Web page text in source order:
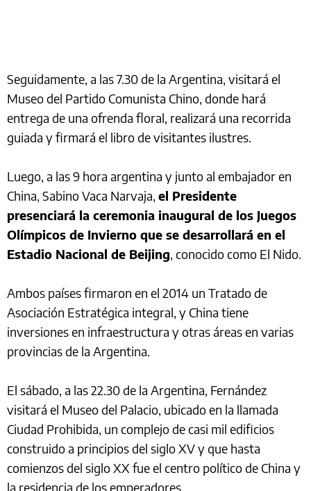
Seguidamente, a las 7.30 de la Argentina, visitará el
Museo del Partido Comunista Chino, donde hará
entrega de una ofrenda floral, realizará una recorrida
guiada y firmará el libro de visitantes ilustres.
Luego, a las 9 hora argentina y junto al embajador en
China, Sabino Vaca Narvaja, el Presidente
presenciará la ceremonia inaugural de los Juegos
Olímpicos de Invierno que se desarrollará en el
Estadio Nacional de Beijing, conocido como El Nido.
Ambos países firmaron en el 2014 un Tratado de
Asociación Estratégica integral, y China tiene
inversiones en infraestructura y otras áreas en varias
provincias de la Argentina.
El sábado, a las 22.30 de la Argentina, Fernández
visitará el Museo del Palacio, ubicado en la llamada
Ciudad Prohibida, un complejo de casi mil edificios
construido a principios del siglo XV y que hasta
comienzos del siglo XX fue el centro político de China y
la residencia de los emperadores.